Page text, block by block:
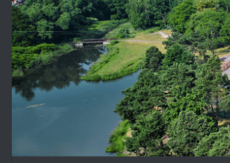
Przejdź do treści